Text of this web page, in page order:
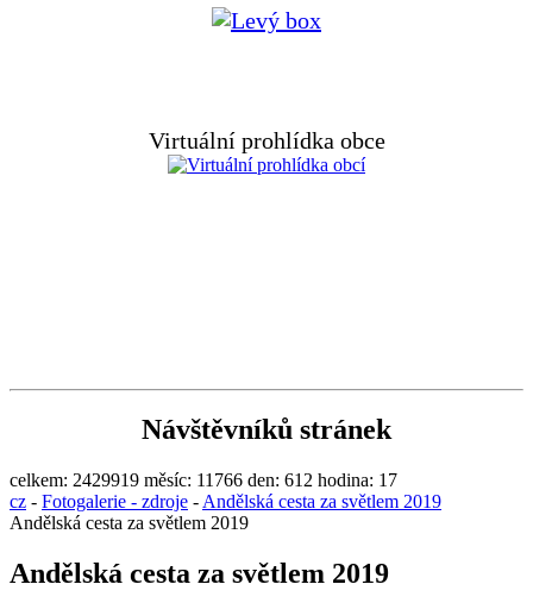
Virtuální prohlídka obce
Návštěvníků stránek
celkem: 2429919 měsíc: 11766 den: 612 hodina: 17
cz - Fotogalerie - zdroje - Andělská cesta za světlem 2019
Andělská cesta za světlem 2019
Andělská cesta za světlem 2019